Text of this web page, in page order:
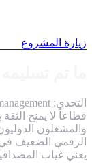
زيارة المشروع
قطاعاً لا يمنح
والمشغلون
الرقمي الضعيف
يعني غياب